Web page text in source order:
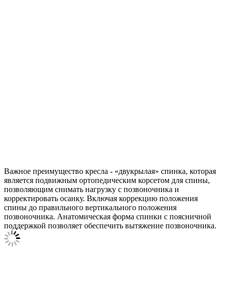
Важное преимущество кресла - «двукрылая» спинка, которая
является подвижным ортопедическим корсетом для спины,
позволяющим снимать нагрузку с позвоночника и
корректировать осанку. Включая коррекцию положения
спины до правильного вертикального положения
позвоночника. Анатомическая форма спинки с поясничной
поддержкой позволяет обеспечить вытяжение позвоночника.